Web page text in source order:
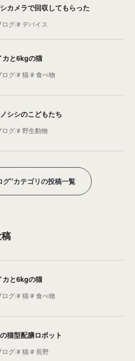
カメラで回収してもらった
ログ デバイス
カと6kgの猫
ログ 猫 食べ物
シシのこどもたち
ログ 野生動物
グ”カテゴリの投稿一覧
カと6kgの猫
ログ 猫 食べ物
猫型配膳ロボット
ログ 猫 長野